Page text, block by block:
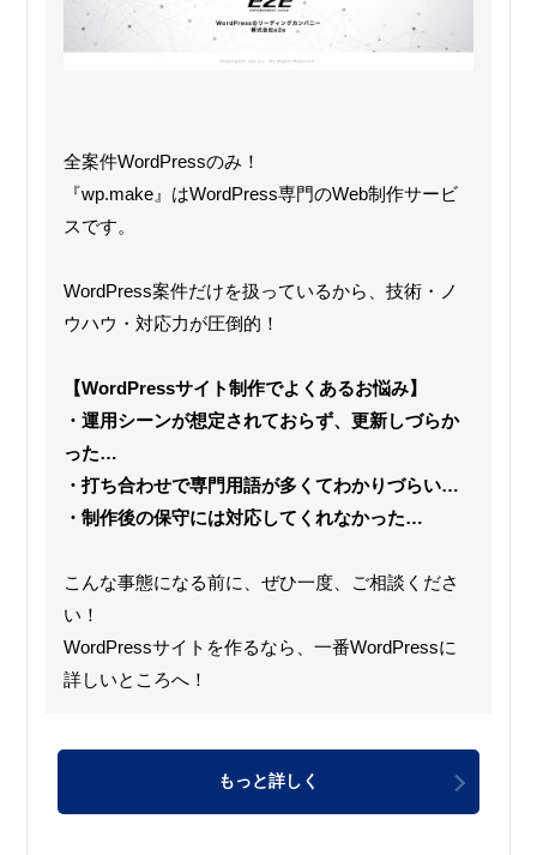
全案件WordPressのみ！
『wp.make』はWordPress専門のWeb制作サービ
スです。
WordPress案件だけを扱っているから、技術・ノ
ウハウ・対応力が圧倒的！
【WordPressサイト制作でよくあるお悩み】
・運用シーンが想定されておらず、更新しづらか
った…
・打ち合わせで専門用語が多くてわかりづらい…
・制作後の保守には対応してくれなかった…
こんな事態になる前に、ぜひ一度、ご相談くださ
い！
WordPressサイトを作るなら、一番WordPressに
詳しいところへ！
もっと詳しく